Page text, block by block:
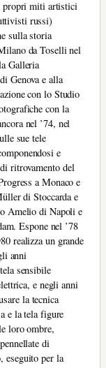
propri miti artistici
russi)
sulla storia
da Toselli nel
Galleria
Genova e alla
con lo Studio
con la
nel ’74, nel
sue tele
e
ritrovamento del
a Monaco e
di Stoccarda e
Amelio di Napoli e
Espone nel ’78
realizza un grande
anni
sensibile
e negli anni
la tecnica
e la tela figure
loro ombre,
di
eseguito per la